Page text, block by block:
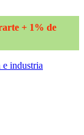
+ 1% de
industria